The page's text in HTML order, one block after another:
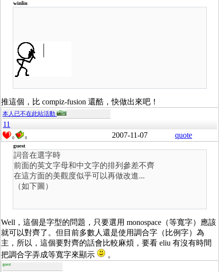
winlin
推這個，比 compiz-fusion 還酷，快做出來吧！
本人已不在此站活動
11
0 0 2007-11-07 quote
guest
詞音在選字時
前面的英文字母和中文字的排列參差不齊
在這方面的美觀度似乎可以再做改進...
（如下圖）
Well，這個是字型的問題，只要選用 monospace（等寬字）應該
就可以對齊了。但目前多數人還是使用調合字（比例字）為
主，所以，這個要對齊的話會比較麻煩，要看 eliu 有沒有時間
把調合字弄成等寬字來顯示
。
guest